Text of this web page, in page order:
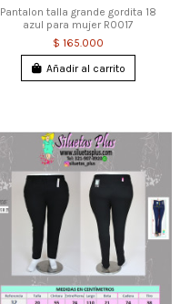
Pantalon talla grande gordita 18
azul para mujer R0017
$ 165.000
Añadir al carrito